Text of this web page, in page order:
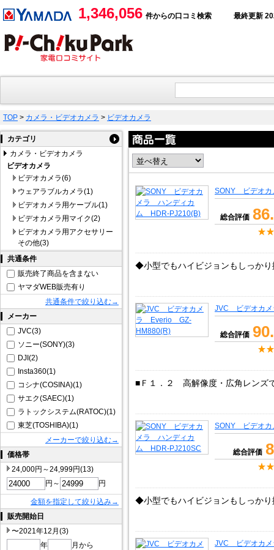
1,346,056 件からの口コミ検索 最終更新
TOP > カメラ・ビデオカメラ > ビデオカメラ
カテゴリ
カメラ・ビデオカメラ
ビデオカメラ
ビデオカメラ(6)
ウェアラブルカメラ(1)
ビデオカメラ用ケーブル(1)
ビデオカメラ用マイク(2)
ビデオカメラ用アクセサリー
その他(3)
共通条件
販売終了商品を含まない
ヤマダWEB販売有り
共通条件で絞り込む→
メーカー
JVC(3)
ソニー(SONY)(3)
DJI(2)
Insta360(1)
コシナ(COSINA)(1)
サエク(SAEC)(1)
ラトックシステム(RATOC)(1)
東芝(TOSHIBA)(1)
メーカーで絞り込む→
価格帯
24,000円～24,999円(13)
円～
円
金額を指定して絞り込み→
販売開始日
〜2021年12月(3)
年
月から
SONY ビデオ
総合評価
◆小型でもハイビジョンもしっか
JVC ビデオカ
総合評価
■Ｆ１．２ 高解像度・広角レンズ
SONY ビデオ
総合評価
◆小型でもハイビジョンもしっか
JVC ビデオカ